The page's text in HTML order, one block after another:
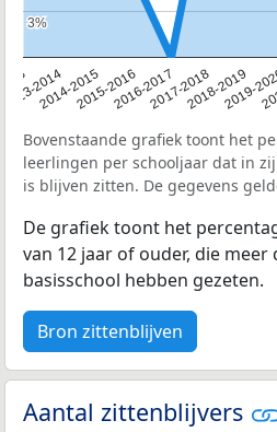
2013-20142014-20152015-20162016-20172017-20182018-2019
2019-
3%
3%
Bovenstaande grafiek toont het
leerlingen per schooljaar dat in
is blijven zitten. De gegevens
De grafiek toont het
van 12 jaar of ouder, die meer
basisschool hebben gezeten.
Bron zittenblijven
Aantal zittenblijvers